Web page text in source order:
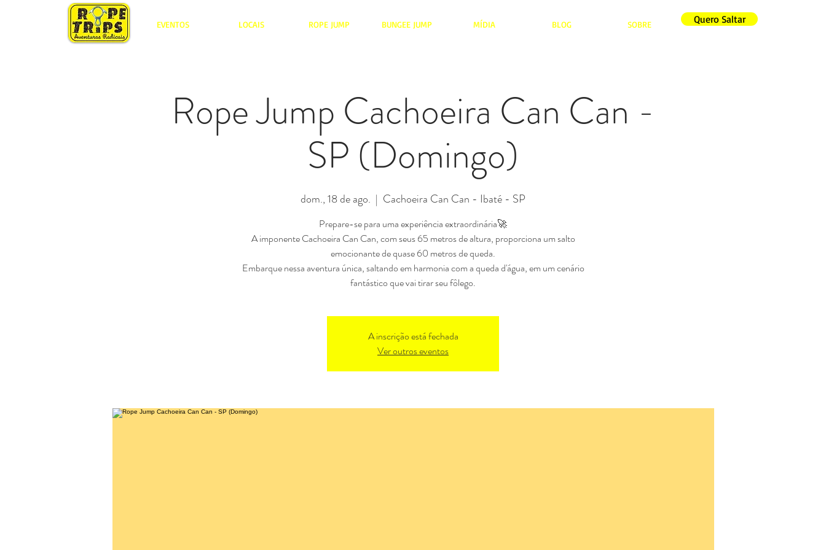
EVENTOS LOCAIS ROPE JUMP BUNGEE JUMP MÍDIA BLOG SOBRE Quero Saltar
Rope Jump Cachoeira Can Can -
SP (Domingo)
dom., 18 de ago.
  |
Cachoeira Can Can - Ibaté - SP
Prepare-se para uma experiência extraordinária🚀
A imponente Cachoeira Can Can, com seus 65 metros de altura, proporciona um salto
emocionante de quase 60 metros de queda.
Embarque nessa aventura única, saltando em harmonia com a queda d'água, em um cenário
fantástico que vai tirar seu fôlego.
A inscrição está fechada
Ver outros eventos